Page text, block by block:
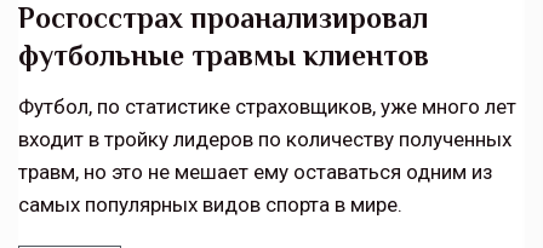
Росгосстрах проанализировал
футбольные травмы клиентов
Футбол, по статистике страховщиков, уже много лет
входит в тройку лидеров по количеству полученных
травм, но это не мешает ему оставаться одним из
самых популярных видов спорта в мире.